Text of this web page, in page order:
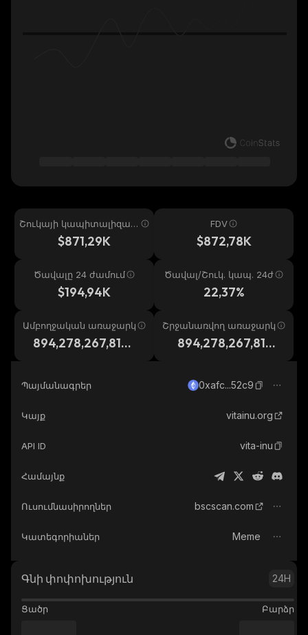
Շուկայի կապիտալիզաց
$871,29K
FDV
$872,78K
Ծավալը 24 ժամում
$194,94K
Ծավալ/Շուկ. կապ. 24ժ
22,37%
Ամբողջական առաջարկ
894,278,267,818,
Շրջանառվող առաջարկ
894,278,267,818,
Պայմանագրեր 0xafc...52c9
Կայք vitainu.org
API ID vita-inu
Համայնք
Ուսումնասիրողներ bscscan.com
Կատեգորիաներ Meme
Գնի փոփոխություն 24H
Ցածր Բարձր